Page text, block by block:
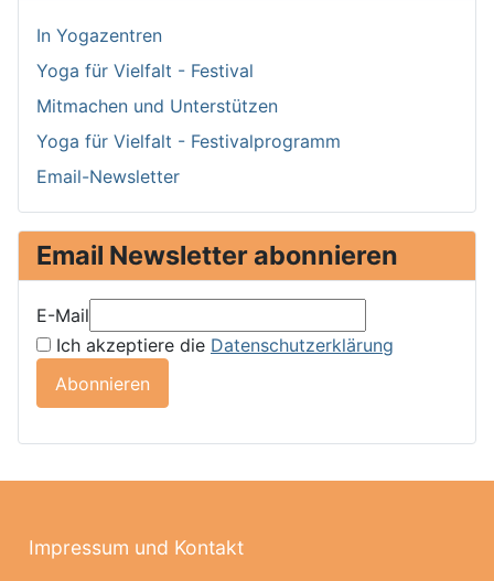
In Yogazentren
Yoga für Vielfalt - Festival
Mitmachen und Unterstützen
Yoga für Vielfalt - Festivalprogramm
Email-Newsletter
Email Newsletter abonnieren
E-Mail
Ich akzeptiere die Datenschutzerklärung
Abonnieren
Impressum und Kontakt